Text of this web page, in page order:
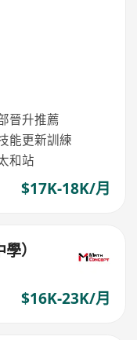
晉升推薦
能更新訓練
和站
$17K-18K/月
）
$16K-23K/月